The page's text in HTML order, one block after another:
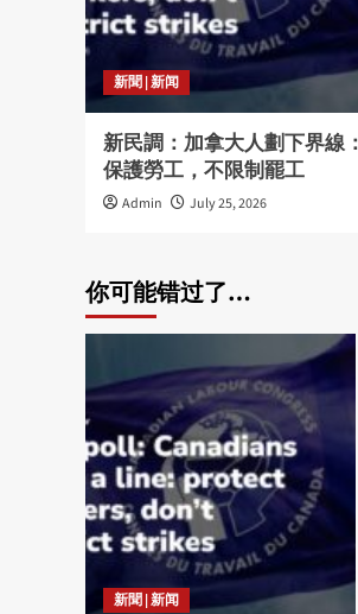
新聞 | 新闻
新民調：加拿大人劃下界線：
保護勞工，不限制罷工
Admin July 25, 2026
你可能错过了…
新聞 | 新闻